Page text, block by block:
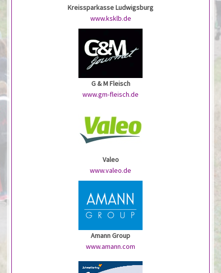
Kreissparkasse Ludwigsburg
www.ksklb.de
G & M Fleisch
www.gm-fleisch.de
Valeo
www.valeo.de
Amann Group
www.amann.com